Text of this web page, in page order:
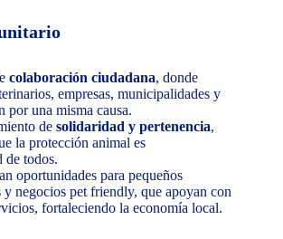
colaboración ciudadana, donde
empresas, municipalidades y
por una misma causa.
de solidaridad y pertenencia,
la protección animal es
de todos.
oportunidades para pequeños
y negocios pet friendly, que apoyan con
fortaleciendo la economía local.